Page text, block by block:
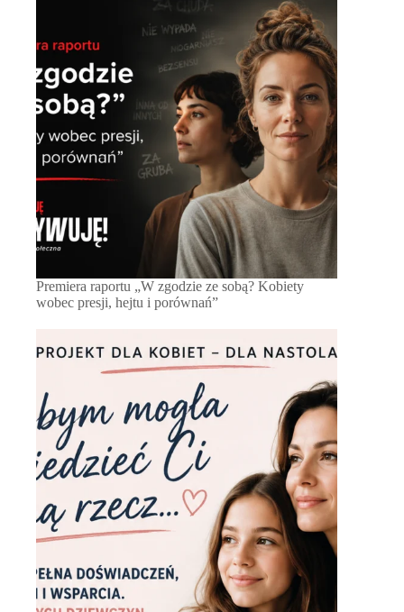
Premiera raportu „W zgodzie ze sobą? Kobiety
wobec presji, hejtu i porównań”